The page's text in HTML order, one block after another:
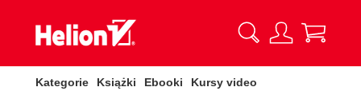
Kategorie Książki Ebooki Kursy video